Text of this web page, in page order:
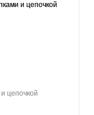
цепочкой